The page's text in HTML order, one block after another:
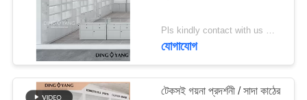
Pls kindly contact with us MOQ:1 দোকান বা 5 সেট /হোয়াইট জুয়েলারী দোকান শোকেস ডিজাইন
যোগাযোগ
টেকসই গয়না প্রদর্শনী / সাদা কাঠের